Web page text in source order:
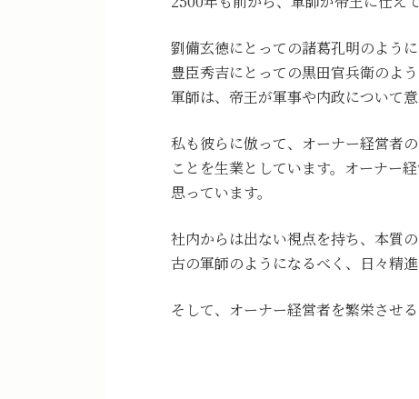
劉備玄徳にとっての諸葛孔明のように
豊臣秀吉にとっての黒田官兵衛のよう
軍師は、帝王が軍事や内政について
私も彼らに倣って、オーナー経営者
ことを生業としています。オーナー
思っています。
社内からは出ない視点を持ち、本質
古の軍師のようになるべく、日々精進
そして、オーナー経営者を繁栄させ